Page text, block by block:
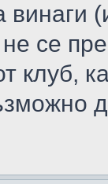
винаги
се
клуб,